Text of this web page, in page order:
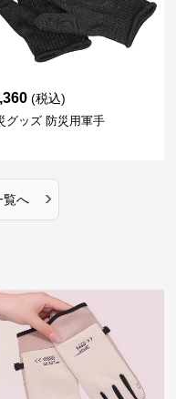
(税込)
グッズ 防災用軍手
覧へ ›